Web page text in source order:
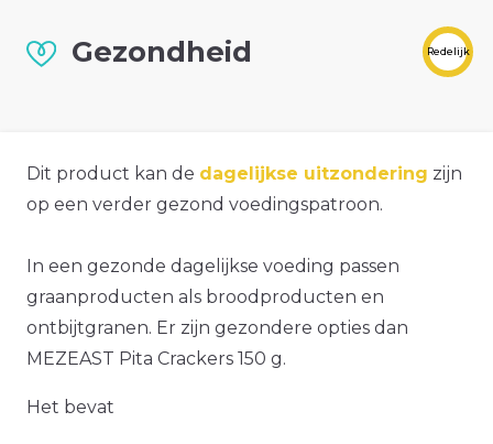
Gezondheid Redelijk
Dit product kan de dagelijkse uitzondering zijn
op een verder gezond voedingspatroon.
In een gezonde dagelijkse voeding passen
graanproducten als broodproducten en
ontbijtgranen. Er zijn gezondere opties dan
MEZEAST Pita Crackers 150 g.
Het bevat